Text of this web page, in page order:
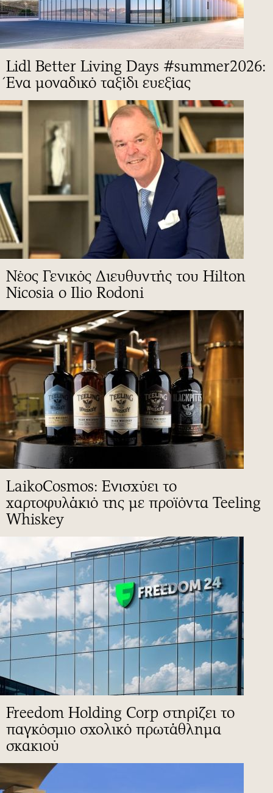
Lidl Better Living Days #summer2026:
Ένα μοναδικό ταξίδι ευεξίας
Νέος Γενικός Διευθυντής του Hilton
Nicosia ο Ilio Rodoni
LaikoCosmos: Ενισχύει το
χαρτοφυλάκιό της με προϊόντα Teeling
Whiskey
Freedom Holding Corp στηρίζει το
παγκόσμιο σχολικό πρωτάθλημα
σκακιού